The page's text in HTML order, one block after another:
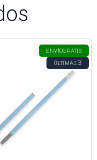
ENVÍOGRATIS
ÚLTIMAS3